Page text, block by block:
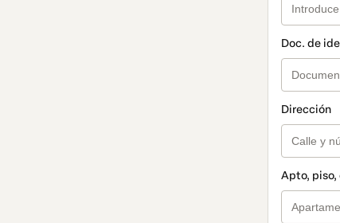
Doc. de
Dirección
Apto, piso,